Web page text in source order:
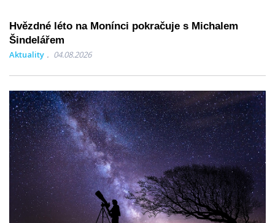
Hvězdné léto na Monínci pokračuje s Michalem
Šindelářem
Aktuality 04.08.2026